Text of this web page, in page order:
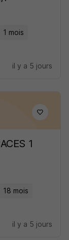
1 mois
il y a 5 jours
1
18 mois
il y a 5 jours